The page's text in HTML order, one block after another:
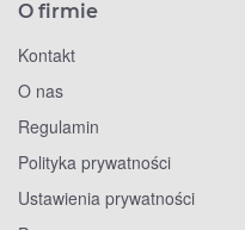
O firmie
Kontakt
O nas
Regulamin
Polityka prywatności
Ustawienia prywatności